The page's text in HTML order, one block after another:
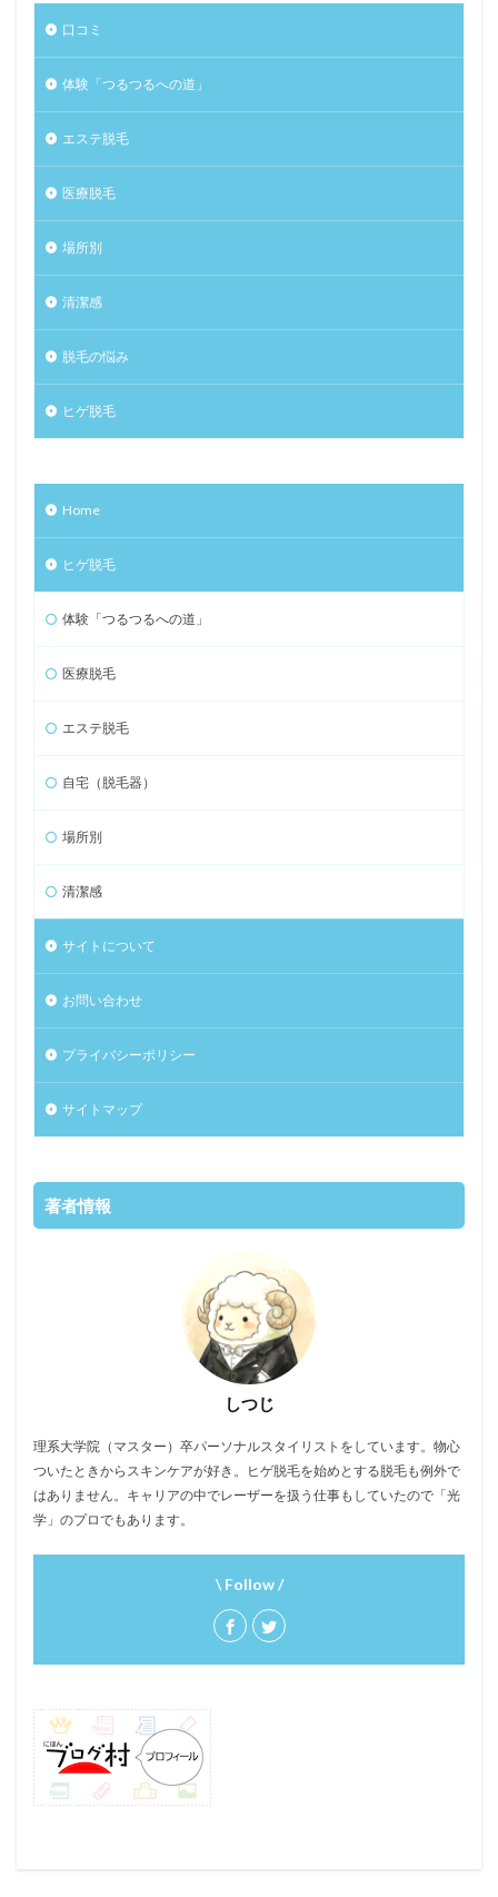
口コミ
体験「つるつるへの道」
エステ脱毛
医療脱毛
場所別
清潔感
脱毛の悩み
ヒゲ脱毛
Home
ヒゲ脱毛
体験「つるつるへの道」
医療脱毛
エステ脱毛
自宅（脱毛器）
場所別
清潔感
サイトについて
お問い合わせ
プライバシーポリシー
サイトマップ
著者情報
しつじ
理系大学院（マスター）卒パーソナルスタイリストをしています。物心
ついたときからスキンケアが好き。ヒゲ脱毛を始めとする脱毛も例外で
はありません。キャリアの中でレーザーを扱う仕事もしていたので「光
学」のプロでもあります。
\ Follow /